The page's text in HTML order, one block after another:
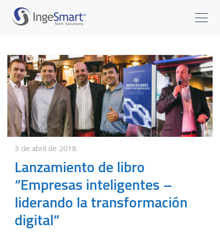
3 de abril de 2018
Lanzamiento de libro
“Empresas inteligentes –
liderando la transformación
digital”